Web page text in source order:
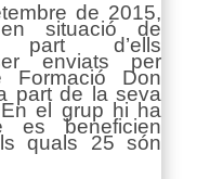
de 2015,
situació de
part d’ells
enviats per
Formació Don
part de la seva
el grup hi ha
es beneficien
quals 25 són